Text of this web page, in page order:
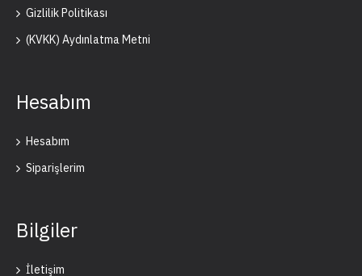
Gizlilik Politikası
(KVKK) Aydınlatma Metni
Hesabım
Hesabım
Siparişlerim
Bilgiler
İletişim